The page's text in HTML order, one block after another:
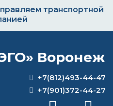
транспортной
ОТВЕТ
обжигается
+7(812)493-44-47
+7(901)372-44-27